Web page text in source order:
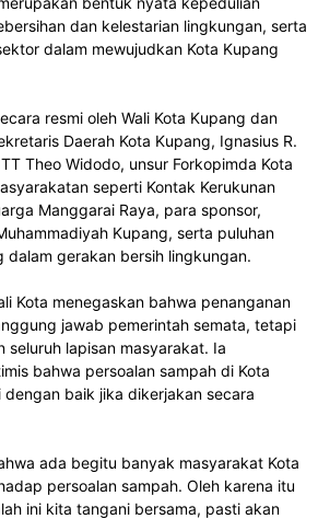
dan kelestarian lingkungan, serta
dalam mewujudkan Kota Kupang
resmi oleh Wali Kota Kupang dan
Daerah Kota Kupang, Ignasius R.
Theo Widodo, unsur Forkopimda Kota
seperti Kontak Kerukunan
Manggarai Raya, para sponsor,
Kupang, serta puluhan
dalam gerakan bersih lingkungan.
Kota menegaskan bahwa penanganan
jawab pemerintah semata, tetapi
seluruh lapisan masyarakat. Ia
bahwa persoalan sampah di Kota
baik jika dikerjakan secara
ada begitu banyak masyarakat Kota
persoalan sampah. Oleh karena itu
ini kita tangani bersama, pasti akan